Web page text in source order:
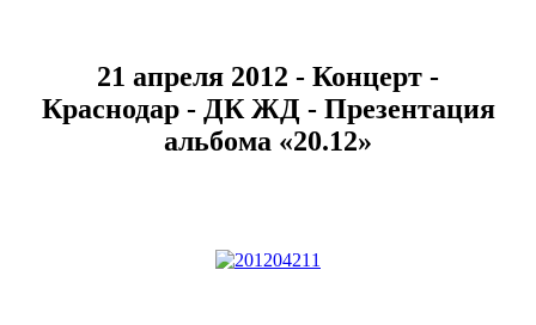
21 апреля 2012 - Концерт -
Краснодар - ДК ЖД - Презентация
альбома «20.12»